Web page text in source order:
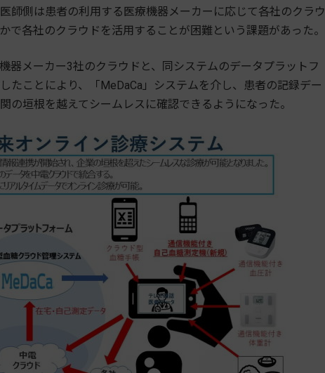
師側は患者の利用する医療機器メーカーに応じて各社のクラウ
で各社のクラウドを活用することが困難という課題があった。
メーカー3社のクラウドと、同システムのデータプラットフ
たことにより、「MeDaCa」システムを介し、患者の記録デー
の垣根を越えてシームレスに確認できるようになった。